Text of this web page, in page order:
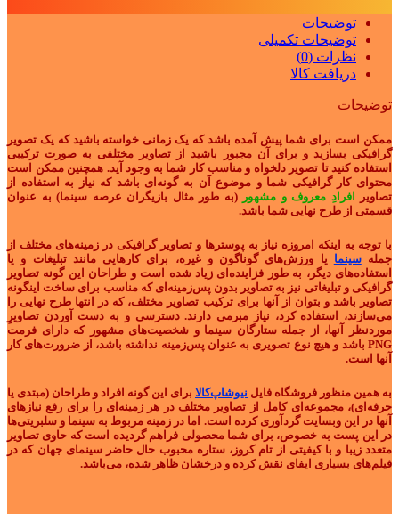
توضیحات
توضیحات تکمیلی
نظرات (0)
دریافت کالا
توضیحات
ممکن است برای شما پیش آمده باشد که یک زمانی خواسته باشید که یک تصویر
گرافیکی بسازید و برای آن مجبور باشید از تصاویر مختلفی به صورت ترکیبی
استفاده کنید تا تصویر دلخواه و مناسب کار شما به وجود آید. همچنین ممکن است
محتوای کار گرافیکی شما و موضوع آن به گونه‌ای باشد که نیاز به استفاده از
تصاویر
افرادِ معروف و مشهور (به طور مثال بازیگران عرصه سینما) به عنوان
قسمتی از طرح نهایی شما باشد.
با توجه به اینکه امروزه نیاز به پوسترها و تصاویر گرافیکی در زمینه‌های مختلف از
جملهسینما یا ورزش‌های گوناگون و غیره، برای کارهایی مانند تبلیغات و یا
استفاده‌های دیگر، به طور فزاینده‌ای زیاد شده است و طراحان این گونه تصاویر
گرافیکی و تبلیغاتی نیز به تصاویر بدون پس‌زمینه‌ای که مناسب برای ساخت اینگونه
تصاویر باشد و بتوان از آنها برای ترکیب تصاویر مختلف، که در انتها طرح نهایی را
می‌سازند، استفاده کرد، نیاز مبرمی دارند. دسترسی و به دست آوردن تصاویرِ
موردنظر آنها، از جمله ستارگان سینما و شخصیت‌های مشهور که دارای فرمت
PNG باشد و هیچ نوع تصویری به عنوان پس‌زمینه نداشته باشد، از ضرورت‌های کار
آنها است.
به همین منظور فروشگاه فایل نیوشاپ‌کالا برای این گونه افراد و طراحان (مبتدی یا
حرفه‌ای)، مجموعه‌ای کامل از تصاویر مختلف در هر زمینه‌ای را برای رفع نیازهای
آنها در این وبسایت گردآوری کرده است. اما در زمینه مربوط به سینما و سلبریتی‌ها
در این پست به خصوص، برای شما محصولی فراهم گردیده است که حاوی تصاویر
متعدد زیبا و با کیفیتی از تام کروز، ستاره محبوب حال حاضر سینمای جهان که در
فیلم‌های بسیاری ایفای نقش کرده و درخشان ظاهر شده، می‌باشد.